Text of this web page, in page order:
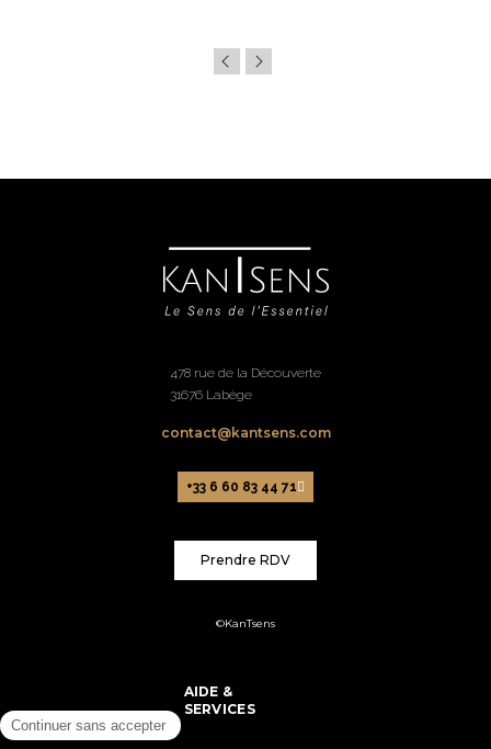
478 rue de la Découverte
31676 Labège
contact@kantsens.com
+33 6 60 83 44 71
Prendre RDV
©KanTsens
AIDE &
SERVICES